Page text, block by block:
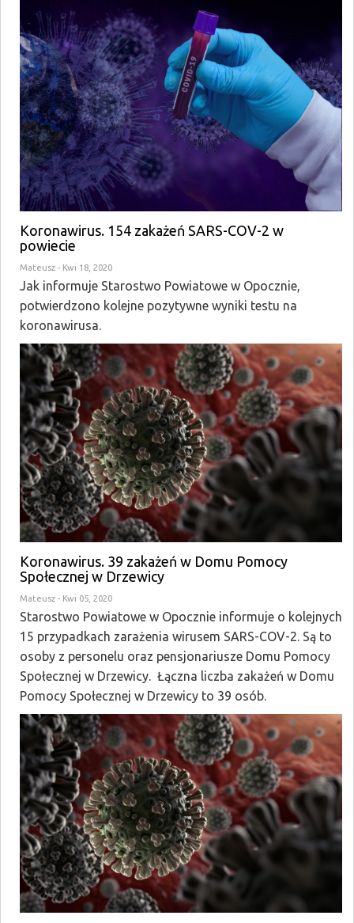
Koronawirus. 154 zakażeń SARS-COV-2 w
powiecie
Mateusz - Kwi 18, 2020
Jak informuje Starostwo Powiatowe w Opocznie,
potwierdzono kolejne pozytywne wyniki testu na
koronawirusa.
Koronawirus. 39 zakażeń w Domu Pomocy
Społecznej w Drzewicy
Mateusz - Kwi 05, 2020
Starostwo Powiatowe w Opocznie informuje o kolejnych
15 przypadkach zarażenia wirusem SARS-COV-2. Są to
osoby z personelu oraz pensjonariusze Domu Pomocy
Społecznej w Drzewicy. Łączna liczba zakażeń w Domu
Pomocy Społecznej w Drzewicy to 39 osób.